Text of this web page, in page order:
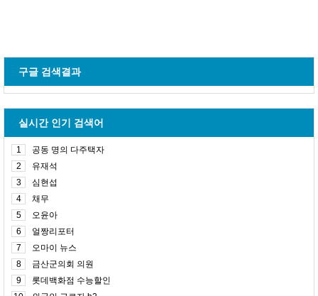
구글 검색결과
실시간 인기 검색어
1
공동 명의 다주택자
2
유재석
3
심현섭
4
채무
5
오윤아
6
얼짱리포터
7
오마이 뉴스
8
금산군의회 의원
9
롯데백화점 수능할인